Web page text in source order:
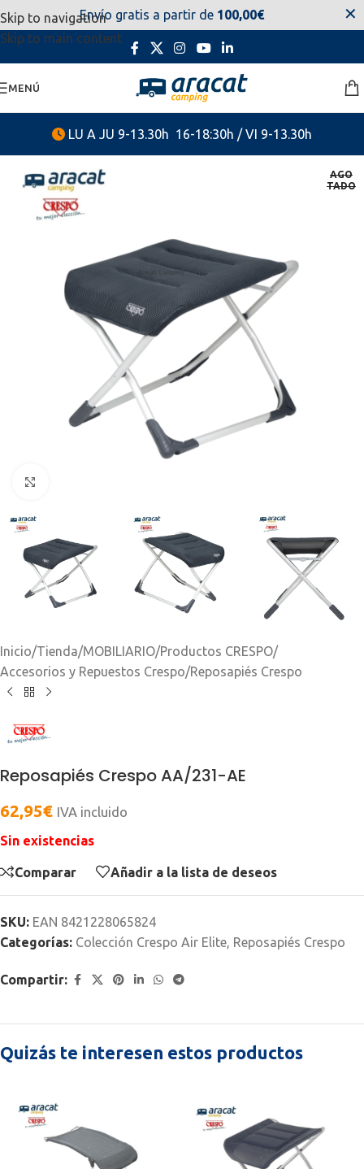
Skip to navigation
Skip to main content
estaremos disponibles. Disculpen las molestias.
MENÚ
LU A JU 9-13.30h 16-18:30h / VI 9-13.30h
Envío gratis a partir de 100,00€ ✕
AGO
TADO
Inicio/Tienda/MOBILIARIO/Productos CRESPO/
Accesorios y Repuestos Crespo/Reposapiés Crespo
Reposapiés Crespo AA/231-AE
62,95€ IVA incluido
Sin existencias
Comparar Añadir a la lista de deseos
SKU: EAN 8421228065824
Categorías: Colección Crespo Air Elite, Reposapiés Crespo
Compartir:
Quizás te interesen estos productos